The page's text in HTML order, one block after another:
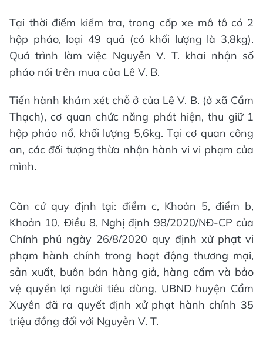
Tại thời điểm kiểm tra, trong cốp xe mô tô có 2
hộp pháo, loại 49 quả (có khối lượng là 3,8kg).
Quá trình làm việc Nguyễn V. T. khai nhận số
pháo nói trên mua của Lê V. B.
Tiến hành khám xét chỗ ở của Lê V. B. (ở xã Cẩm
Thạch), cơ quan chức năng phát hiện, thu giữ 1
hộp pháo nổ, khối lượng 5,6kg. Tại cơ quan công
an, các đối tượng thừa nhận hành vi vi phạm của
mình.
Căn cứ quy định tại: điểm c, Khoản 5, điểm b,
Khoản 10, Điều 8, Nghị định 98/2020/NĐ-CP của
Chính phủ ngày 26/8/2020 quy định xử phạt vi
phạm hành chính trong hoạt động thương mại,
sản xuất, buôn bán hàng giả, hàng cấm và bảo
vệ quyền lợi người tiêu dùng, UBND huyện Cẩm
Xuyên đã ra quyết định xử phạt hành chính 35
triệu đồng đối với Nguyễn V. T.